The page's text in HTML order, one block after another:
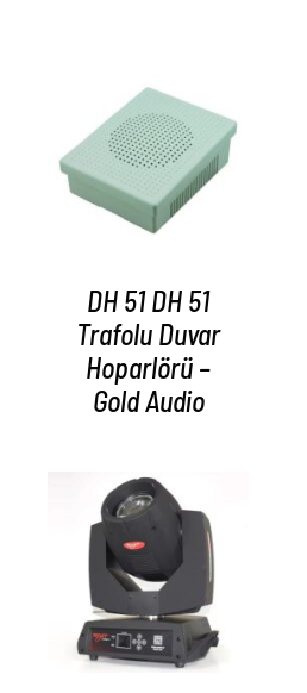
AYRINTILAR
DH 51 DH 51
Trafolu Duvar
Hoparlörü –
Gold Audio
AYRINTILAR